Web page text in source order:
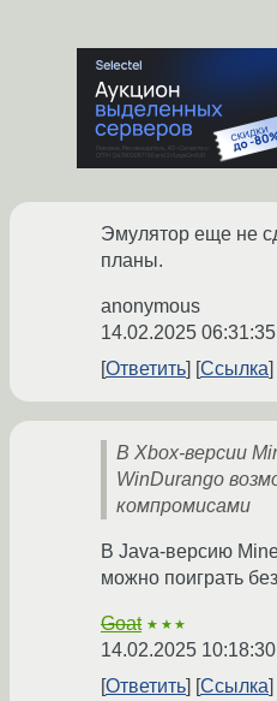
Эмулятор еще не
планы.
anonymous
14.02.2025
Ответить
Ссылка
В Xbox-версии
WinDurango
компромисами
В Java-версию
можно поиграть
Goat ★★★
14.02.2025
Ответить
Ссылка